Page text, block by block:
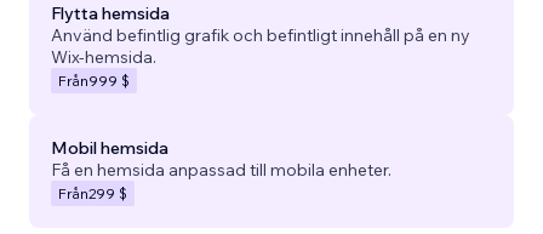
Flytta hemsida
Använd befintlig grafik och befintligt innehåll på en ny
Wix-hemsida.
Från999 $
Mobil hemsida
Få en hemsida anpassad till mobila enheter.
Från299 $